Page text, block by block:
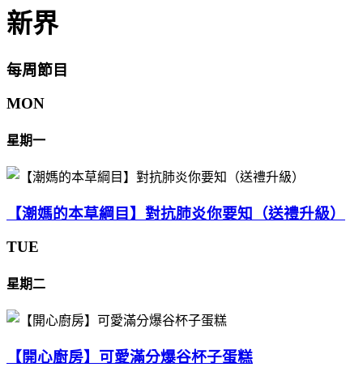
新界
每周節目
MON
星期一
【潮媽的本草綱目】對抗肺炎你要知（送禮升級）
TUE
星期二
【開心廚房】可愛滿分爆谷杯子蛋糕